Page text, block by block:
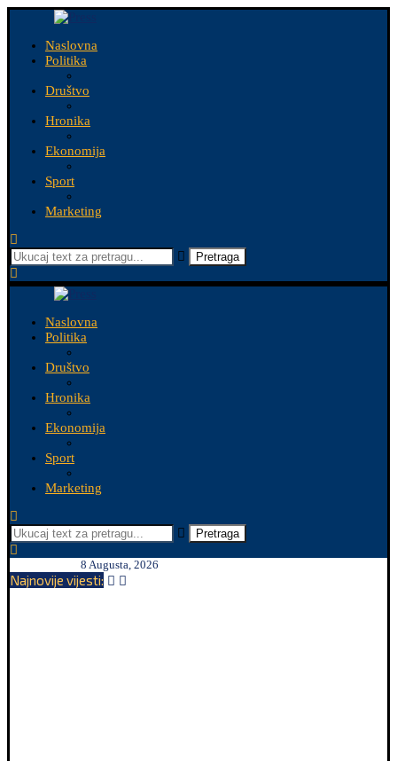
Naslovna
Politika
Društvo
Hronika
Ekonomija
Sport
Marketing
Pretraga
Naslovna
Politika
Društvo
Hronika
Ekonomija
Sport
Marketing
Pretraga
8 Augusta, 2026
Najnovije vijesti: